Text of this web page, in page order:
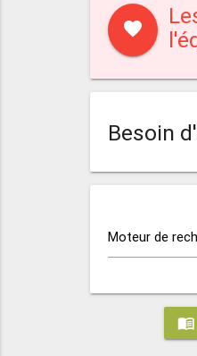
favorite
Besoin
Moteur de
menu_book